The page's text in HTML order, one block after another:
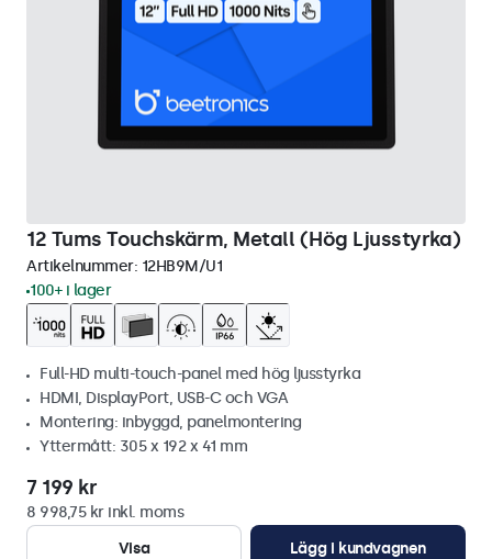
12 Tums Touchskärm, Metall (Hög Ljusstyrka)
Artikelnummer: 12HB9M/U1
100+ i lager
Full-HD multi-touch-panel med hög ljusstyrka
HDMI, DisplayPort, USB-C och VGA
Montering: inbyggd, panelmontering
Yttermått: 305 x 192 x 41 mm
7 199 kr
8 998,75 kr inkl. moms
Visa
Lägg i kundvagnen